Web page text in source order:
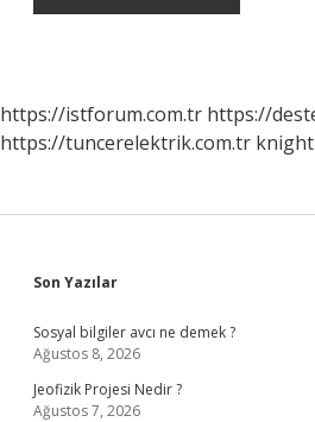
https://istforum.com.tr https://
https://tuncerelektrik.com.tr
Sidebar
Son Yazılar
Sosyal bilgiler avcı ne demek ?
Ağustos 8, 2026
Jeofizik Projesi Nedir ?
Ağustos 7, 2026